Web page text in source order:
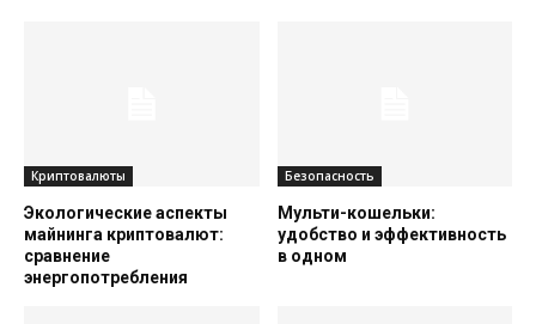
Криптовалюты
Экологические аспекты
майнинга криптовалют:
сравнение
энергопотребления
Безопасность
Мульти-кошельки:
удобство и эффективность
в одном